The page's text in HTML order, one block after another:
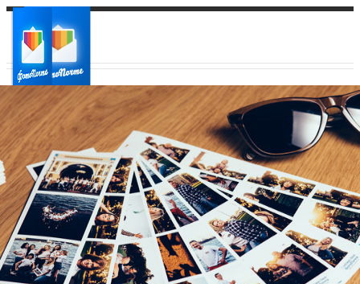
Ваш город:
Ваш регион доставки
Выберите из списка: